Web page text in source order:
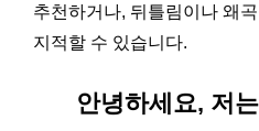
추천하거나, 뒤틀림이나 왜
지적할 수 있습니다.
안녕하세요, 저